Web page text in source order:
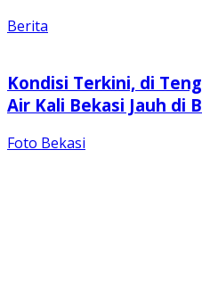
Berita
Kondisi Terkini, di
Air Kali Bekasi Jauh di
Foto Bekasi